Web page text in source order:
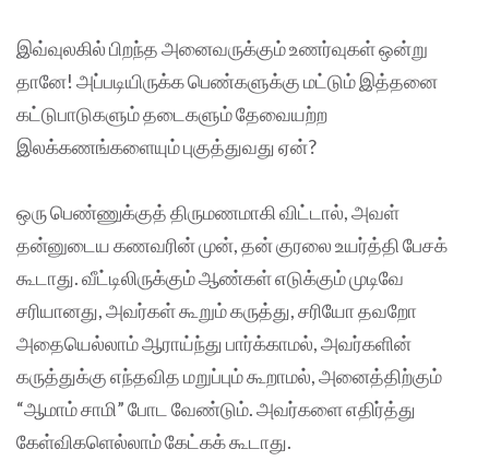
இவ்வுலகில் பிறந்த அனைவருக்கும் உணர்வுகள் ஒன்று
தானே! அப்படியிருக்க பெண்களுக்கு மட்டும் இத்தனை
கட்டுபாடுகளும் தடைகளும் தேவையற்ற
இலக்கணங்களையும் புகுத்துவது ஏன்?
ஒரு பெண்ணுக்குத் திருமணமாகி விட்டால், அவள்
தன்னுடைய கணவரின் முன், தன் குரலை உயர்த்தி பேசக்
கூடாது. வீட்டிலிருக்கும் ஆண்கள் எடுக்கும் முடிவே
சரியானது, அவர்கள் கூறும் கருத்து, சரியோ தவறோ
அதையெல்லாம் ஆராய்ந்து பார்க்காமல், அவர்களின்
கருத்துக்கு எந்தவித மறுப்பும் கூறாமல், அனைத்திற்கும்
“ஆமாம் சாமி” போட வேண்டும். அவர்களை எதிர்த்து
கேள்விகளெல்லாம் கேட்கக் கூடாது.